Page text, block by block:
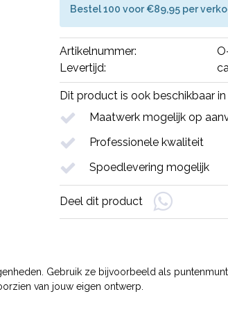
Bestel 100 voor €89,95 per
Artikelnummer:
Levertijd:
Dit product is ook beschikbaar
Maatwerk mogelijk op
Professionele kwaliteit
Spoedlevering mogelijk
Deel dit product
Gebruik ze bijvoorbeeld als
van jouw eigen ontwerp.